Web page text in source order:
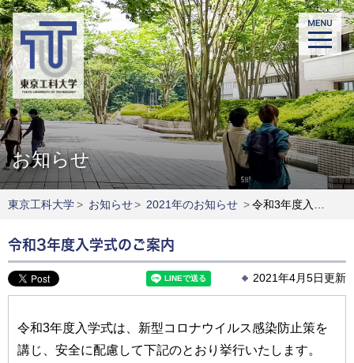
お知らせ
東京工科大学> お知らせ> 2021年のお知らせ >令和3年度入学式のご案内
令和3年度入学式のご案内
2021年4月5日更新
令和3年度入学式は、新型コロナウイルス感染防止策を
講じ、安全に配慮して下記のとおり挙行いたします。